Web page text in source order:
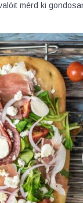
mérd ki